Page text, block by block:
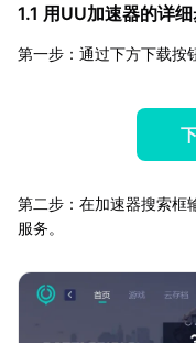
1.1 用UU加速器的详
第一步：通过下方下载按
第二步：在加速器搜索框
服务。